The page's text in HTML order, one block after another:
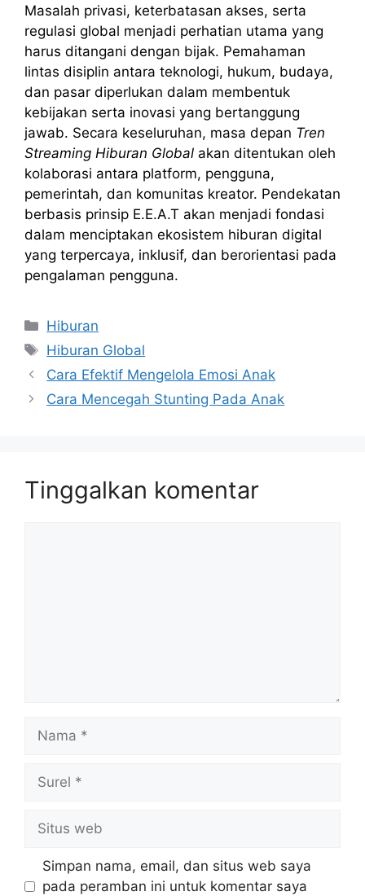
Masalah privasi, keterbatasan akses, serta
regulasi global menjadi perhatian utama yang
harus ditangani dengan bijak. Pemahaman
lintas disiplin antara teknologi, hukum, budaya,
dan pasar diperlukan dalam membentuk
kebijakan serta inovasi yang bertanggung
jawab. Secara keseluruhan, masa depan Tren
Streaming Hiburan Global akan ditentukan oleh
kolaborasi antara platform, pengguna,
pemerintah, dan komunitas kreator. Pendekatan
berbasis prinsip E.E.A.T akan menjadi fondasi
dalam menciptakan ekosistem hiburan digital
yang terpercaya, inklusif, dan berorientasi pada
pengalaman pengguna.
Kategori
Hiburan
Tag
Hiburan Global
Cara Efektif Mengelola Emosi Anak
Cara Mencegah Stunting Pada Anak
Tinggalkan komentar
Nama
Surel
Situs
web
Simpan nama, email, dan situs web saya
pada peramban ini untuk komentar saya